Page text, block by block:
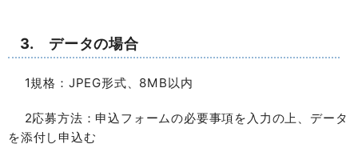
3. データの場合
1規格：JPEG形式、8MB以内
2応募方法：申込フォームの必要事項を入力の上、データ
を添付し申込む